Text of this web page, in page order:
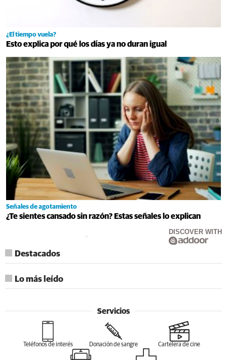
¿El tiempo vuela?
Esto explica por qué los días ya no duran igual
Señales de agotamiento
¿Te sientes cansado sin razón? Estas señales lo explican
DISCOVER WITH
Destacados
Lo más leído
Servicios
Teléfonos de interés Donación de sangre Cartelera de cine